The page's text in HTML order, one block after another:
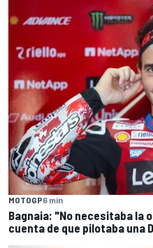
MOTOGP6 min
Bagnaia: "No necesitaba la
cuenta de que pilotaba una